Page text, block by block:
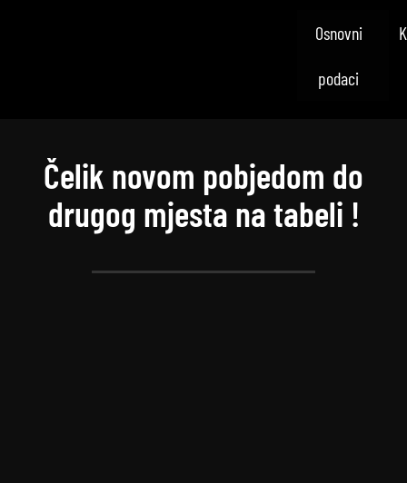
Osnovni
podaci
Čelik novom pobjedom do
drugog mjesta na tabeli !